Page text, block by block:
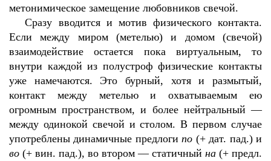
метонимическое замещение любовников свечой.
Сразу вводится и мотив физического контакта.
Если между миром (метелью) и домом (свечой)
взаимодействие остается пока виртуальным, то
внутри каждой из полустроф физические контакты
уже намечаются. Это бурный, хотя и размытый,
контакт между метелью и охватываемым ею
огромным пространством, и более нейтральный —
между одинокой свечой и столом. В первом случае
употреблены динамичные предлогипо (+ дат. пад.) и
во (+ вин. пад.), во втором — статичный на (+ предл.